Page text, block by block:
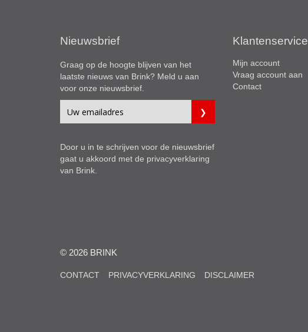
Nieuwsbrief
Graag op de hoogte blijven van het
laatste nieuws van Brink? Meld u aan
voor onze nieuwsbrief.
Door u in te schrijven voor de nieuwsbrief
gaat u akkoord met de privacyverklaring
van Brink.
Klantenservice
Mijn account
Vraag account aan
Contact
© 2026 BRINK
CONTACT PRIVACYVERKLARING DISCLAIMER